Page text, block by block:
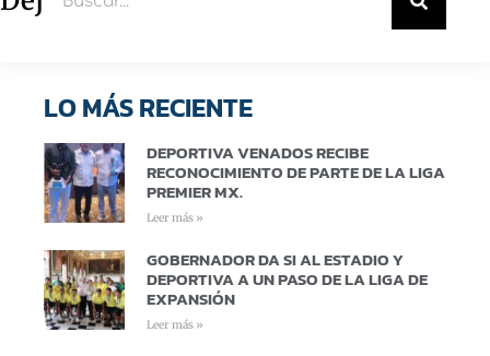
LO MÁS RECIENTE
DEPORTIVA VENADOS RECIBE
RECONOCIMIENTO DE PARTE DE LA LIGA
PREMIER MX.
Leer más »
GOBERNADOR DA SI AL ESTADIO Y
DEPORTIVA A UN PASO DE LA LIGA DE
EXPANSIÓN
Leer más »